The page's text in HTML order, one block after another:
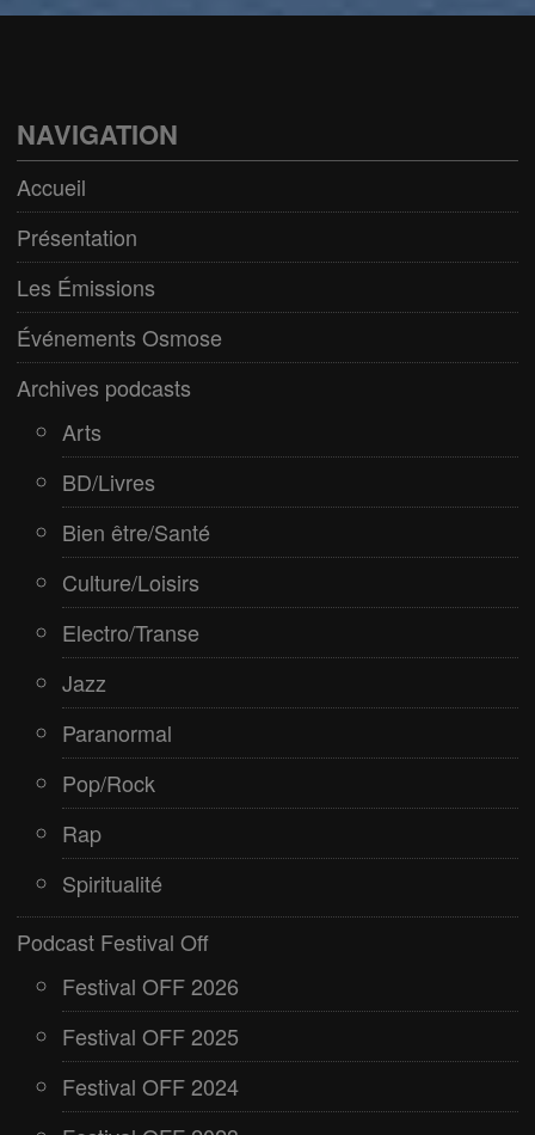
Bien être/Santé
Culture/Loisirs
Electro/Transe
Paranormal
Pop/Rock
Rap
Spiritualité
NAVIGATION
Accueil
Présentation
Les Émissions
Événements Osmose
Archives podcasts
Arts
BD/Livres
Bien être/Santé
Culture/Loisirs
Electro/Transe
Jazz
Paranormal
Pop/Rock
Rap
Spiritualité
Podcast Festival Off
Festival OFF 2026
Festival OFF 2025
Festival OFF 2024